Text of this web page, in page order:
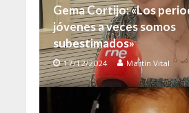
Gema Cortijo: «Los
jóvenes a veces somos
subestimados»
17/12/2024 Martín Vital